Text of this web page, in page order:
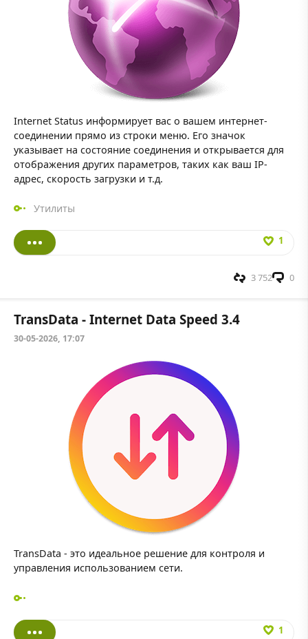
Internet Status информирует вас о вашем интернет-
соединении прямо из строки меню. Его значок
указывает на состояние соединения и открывается для
отображения других параметров, таких как ваш IP-
адрес, скорость загрузки и т.д.
Утилиты
1
0
3 752
TransData - Internet Data Speed 3.4
30-05-2026, 17:07
TransData - это идеальное решение для контроля и
управления использованием сети.
1